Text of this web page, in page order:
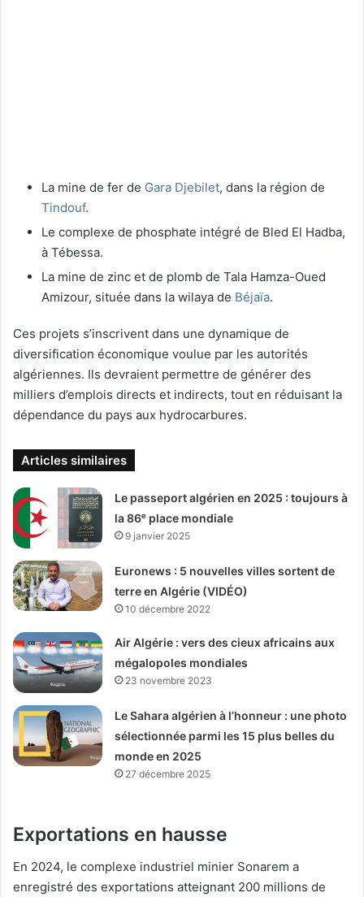
La mine de fer de Gara Djebilet, dans la région de
Tindouf.
Le complexe de phosphate intégré de Bled El Hadba,
à Tébessa.
La mine de zinc et de plomb de Tala Hamza-Oued
Amizour, située dans la wilaya de Béjaïa.
Ces projets s’inscrivent dans une dynamique de
diversification économique voulue par les autorités
algériennes. Ils devraient permettre de générer des
milliers d’emplois directs et indirects, tout en réduisant la
dépendance du pays aux hydrocarbures.
Articles similaires
Le passeport algérien en 2025 : toujours à
la 86ᵉ place mondiale
9 janvier 2025
Euronews : 5 nouvelles villes sortent de
terre en Algérie (VIDÉO)
10 décembre 2022
Air Algérie : vers des cieux africains aux
mégalopoles mondiales
23 novembre 2023
Le Sahara algérien à l’honneur : une photo
sélectionnée parmi les 15 plus belles du
monde en 2025
27 décembre 2025
Exportations en hausse
En 2024, le complexe industriel minier Sonarem a
enregistré des exportations atteignant 200 millions de